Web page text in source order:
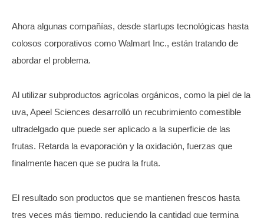
Ahora algunas compañías, desde startups tecnológicas hasta
colosos corporativos como Walmart Inc., están tratando de
abordar el problema.
Al utilizar subproductos agrícolas orgánicos, como la piel de la
uva, Apeel Sciences desarrolló un recubrimiento comestible
ultradelgado que puede ser aplicado a la superficie de las
frutas. Retarda la evaporación y la oxidación, fuerzas que
finalmente hacen que se pudra la fruta.
El resultado son productos que se mantienen frescos hasta
tres veces más tiempo, reduciendo la cantidad que termina